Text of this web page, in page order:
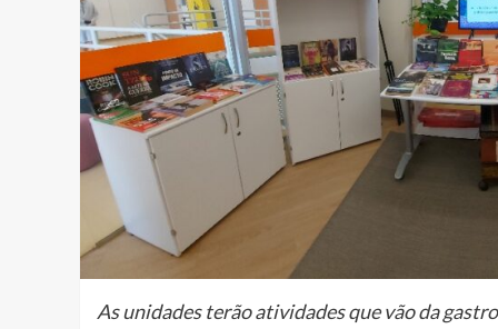
As unidades terão atividades que vão da